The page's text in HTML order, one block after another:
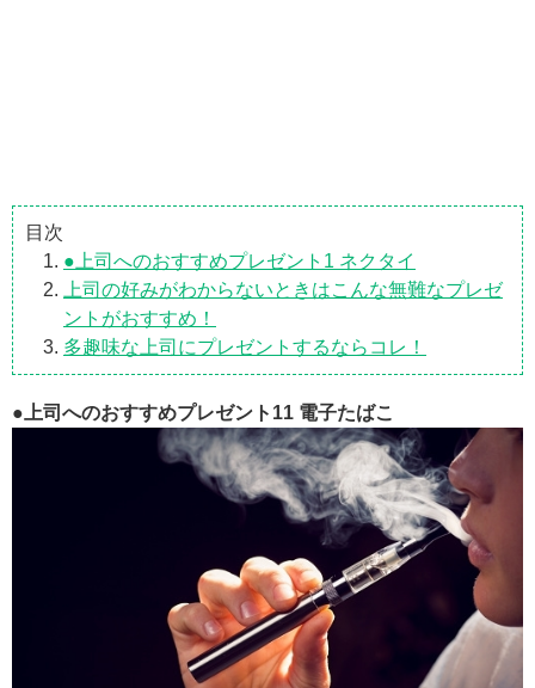
目次
●上司へのおすすめプレゼント1 ネクタイ
上司の好みがわからないときはこんな無難なプレゼ
ントがおすすめ！
多趣味な上司にプレゼントするならコレ！
●上司へのおすすめプレゼント11 電子たばこ